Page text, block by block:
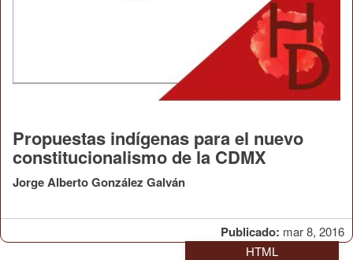
Publicado: mar 8, 2016
Propuestas indígenas para el nuevo
constitucionalismo de la CDMX
Jorge Alberto González Galván
HTML